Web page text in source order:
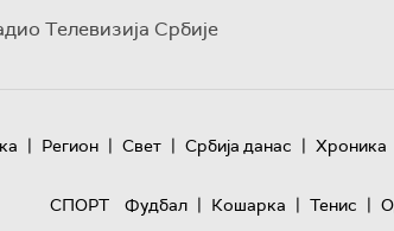
Телевизија Србије
| Регион | Свет | Србија данас | Хроника
СПОРТ
Фудбал | Кошарка | Тенис |